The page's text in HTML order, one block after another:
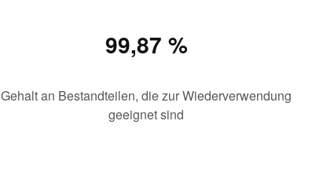
99,87 %
Gehalt an Bestandteilen, die zur Wiederverwendung
geeignet sind